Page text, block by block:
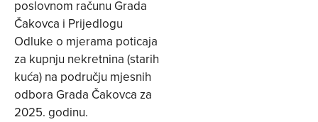
poslovnom računu Grada
Čakovca i Prijedlogu
Odluke o mjerama poticaja
za kupnju nekretnina (starih
kuća) na području mjesnih
odbora Grada Čakovca za
2025. godinu.